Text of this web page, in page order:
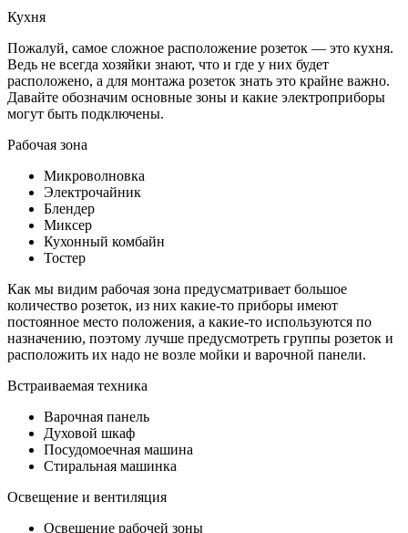
Кухня
Пожалуй, самое сложное расположение розеток — это кухня.
Ведь не всегда хозяйки знают, что и где у них будет
расположено, а для монтажа розеток знать это крайне важно.
Давайте обозначим основные зоны и какие электроприборы
могут быть подключены.
Рабочая зона
Микроволновка
Электрочайник
Блендер
Миксер
Кухонный комбайн
Тостер
Как мы видим рабочая зона предусматривает большое
количество розеток, из них какие-то приборы имеют
постоянное место положения, а какие-то используются по
назначению, поэтому лучше предусмотреть группы розеток и
расположить их надо не возле мойки и варочной панели.
Встраиваемая техника
Варочная панель
Духовой шкаф
Посудомоечная машина
Стиральная машинка
Освещение и вентиляция
Освещение рабочей зоны